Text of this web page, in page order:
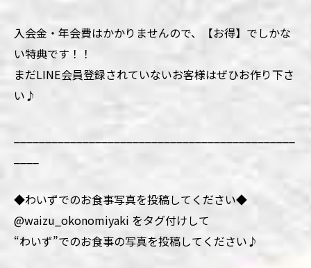
入会金・年会費はかかりませんので、【お得】でしかな
い特典です！！
まだLINE会員登録されていないお客様はぜひお作り下さ
い♪
◆わいずでのお食事写真を投稿してください◆
@waizu_okonomiyaki をタグ付けして
“わいず”でのお食事の写真を投稿してください♪